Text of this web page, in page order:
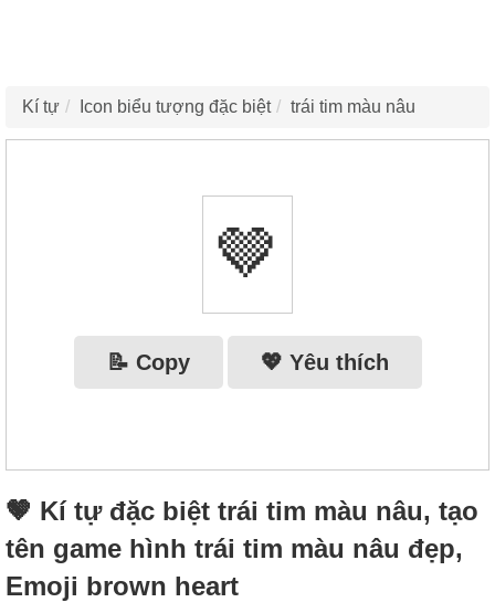
Kí tự Icon biểu tượng đặc biệt trái tim màu nâu
🤎
📝 Copy 💖 Yêu thích
🤎 Kí tự đặc biệt trái tim màu nâu, tạo
tên game hình trái tim màu nâu đẹp,
Emoji brown heart